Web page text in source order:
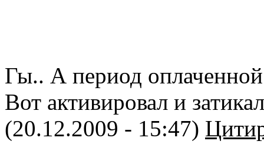
Гы.. А период оплаченной
Вот активировал и
(20.12.2009 - 15:47)